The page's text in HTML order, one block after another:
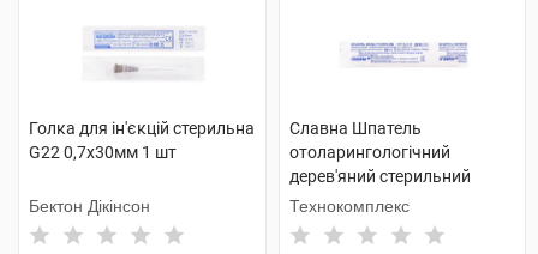
Голка для ін'єкцій стерильна
G22 0,7х30мм 1 шт
Бектон Дікінсон
Славна Шпатель
отоларингологічний
дерев'яний стерильний
1240101 1 шт
Технокомплекс